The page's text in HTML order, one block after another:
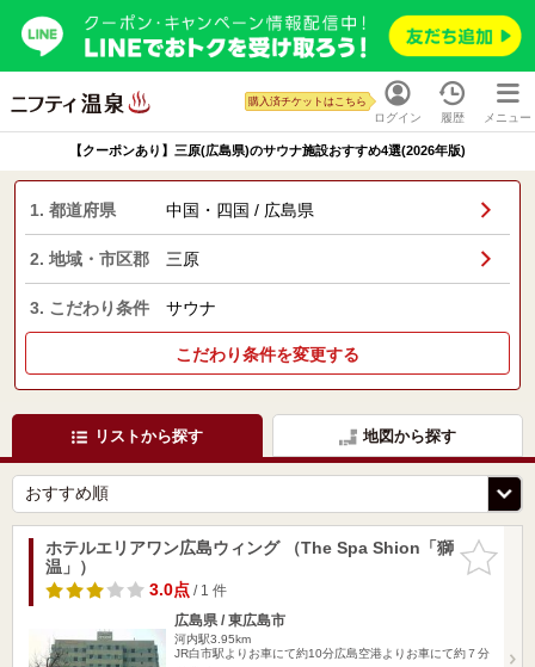
ログイン
購入済チケットはこちら
履歴 メニュー
【クーポンあり】三原(広島県)のサウナ施設おすすめ4選(2026年版)
1. 都道府県 中国・四国 / 広島県
2. 地域・市区郡 三原
3. こだわり条件 サウナ
こだわり条件を変更する
リストから探す 地図から探す
お気に入
りに追加
ホテルエリアワン広島ウィング （The Spa Shion「獅
温」）
3.0点/ 1 件
広島県 / 東広島市
河内駅3.95km
JR白市駅よりお車にて約10分広島空港よりお車にて約７分